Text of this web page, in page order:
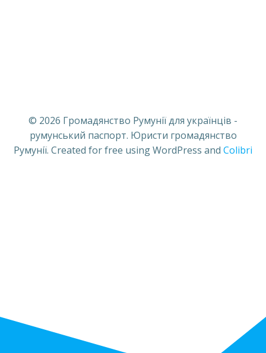
© 2026 Громадянство Румунії для українців -
румунський паспорт. Юристи громадянство
Румунії. Created for free using WordPress and Colibri